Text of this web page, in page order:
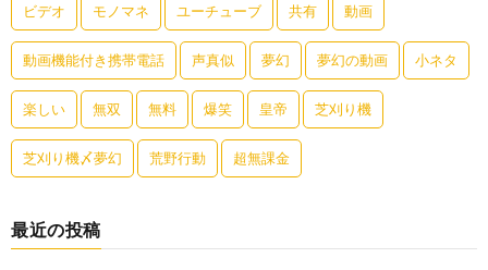
ビデオ モノマネ ユーチューブ 共有 動画
動画機能付き携帯電話 声真似 夢幻 夢幻の動画 小ネタ
楽しい 無双 無料 爆笑 皇帝 芝刈り機
芝刈り機〆夢幻 荒野行動 超無課金
最近の投稿